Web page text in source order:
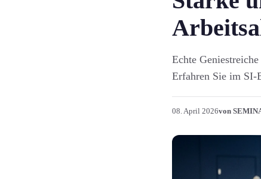
Projekt und
Marketing
Finanzen
Echte
Erfahren Sie im SI-
08. April 2026von